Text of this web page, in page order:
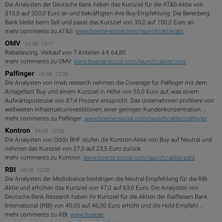
Die Analysten der Deutsche Bank heben das Kursziel für die AT&S-Aktie von
310,0 auf 320,0 Euro an und bekräftigten ihre Buy-Empfehlung. Die Berenberg
Bank bleibt beim Sell und passt das Kursziel von 35,0 auf 100,0 Euro an.
mehr comments zu AT&S: www.boerse-social.com/launch/aktie/ats
OMV 04.08. 13:17
Rebalancing. Verkauf von 7 Anteilen á € 64,80
mehr comments zu OMV: www.boerse-social.com/launch/aktie/omv
Palfinger 04.08. 12:59
Die Analysten von mwb research nehmen die Coverage für Palfinger mit dem
Anlagefazit Buy und einem Kursziel in Höhe von 55,0 Euro auf, was einem
Aufwärtspotenzial von 87,4 Prozent entspricht. Das Unternehmen profitiere von
weltweiten Infrastrukturinvestitionen, einer geringen Kundenkonzentration ...
mehr comments zu Palfinger: www.boerse-social.com/launch/aktie/palfinger
Kontron 04.08. 12:58
Die Analysten von Oddo BHF stufen die Kontron-Aktie von Buy auf Neutral und
nehmen das Kursziel von 27,0 auf 23,5 Euro zurück.
mehr comments zu Kontron: www.boerse-social.com/launch/aktie/sant
RBI 04.08. 12:58
Die Analysten der Mediobanca bestätigen die Neutral-Empfehlung für die RBI-
Aktie und erhöhen das Kursziel von 47,0 auf 63,0 Euro. Die Analysten von
Deutsche Bank Research haben ihr Kursziel für die Aktien der Raiffeisen Bank
International (RBI) von 40,00 auf 46,00 Euro erhöht und die Hold-Empfehl...
mehr comments zu RBI: www.boerse-